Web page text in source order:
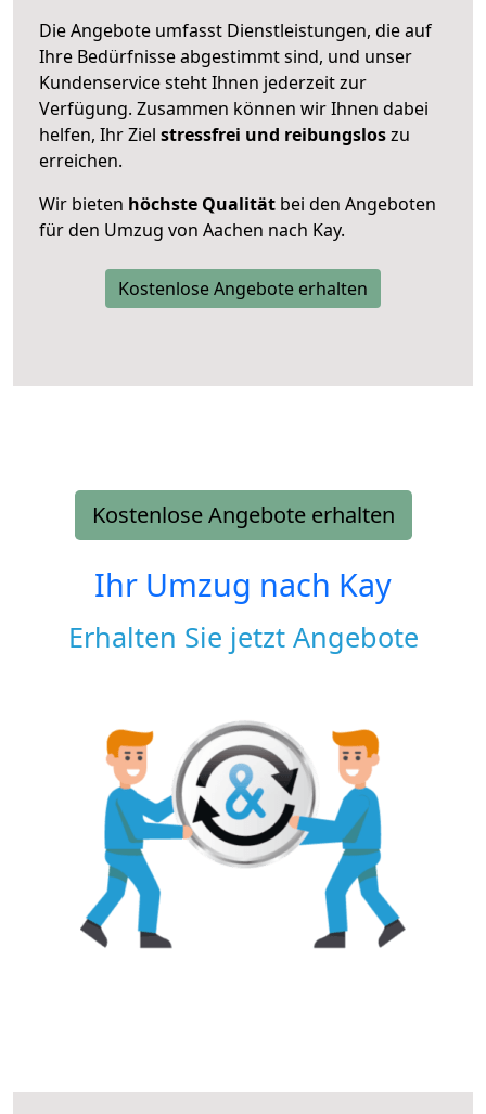
Die Angebote umfasst Dienstleistungen, die auf
Ihre Bedürfnisse abgestimmt sind, und unser
Kundenservice steht Ihnen jederzeit zur
Verfügung. Zusammen können wir Ihnen dabei
helfen, Ihr Ziel stressfrei und reibungsloszu
erreichen.
Wir bieten höchste Qualität bei den Angeboten
für den Umzug von Aachen nach Kay.
Kostenlose Angebote erhalten
Kostenlose Angebote erhalten
Ihr Umzug nach Kay
Erhalten Sie jetzt Angebote